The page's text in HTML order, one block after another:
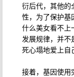
衍后代，其他的
性，为了保护基
什么美女看不上
发展规律，并不
死心塌地爱上自
接着，基因使用